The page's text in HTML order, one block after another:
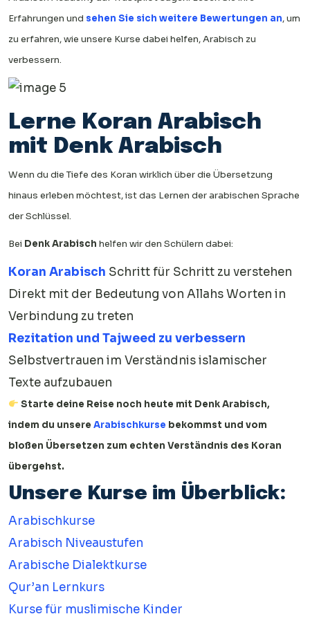
Erfahrungen und sehen Sie sich weitere Bewertungen an, um
zu erfahren, wie unsere Kurse dabei helfen, Arabisch zu
verbessern.
Lerne Koran Arabisch
mit Denk Arabisch
Wenn du die Tiefe des Koran wirklich über die Übersetzung
hinaus erleben möchtest, ist das Lernen der arabischen Sprache
der Schlüssel.
Bei Denk Arabisch helfen wir den Schülern dabei:
Koran Arabisch Schritt für Schritt zu verstehen
Direkt mit der Bedeutung von Allahs Worten in
Verbindung zu treten
Rezitation und Tajweed zu verbessern
Selbstvertrauen im Verständnis islamischer
Texte aufzubauen
Starte deine Reise noch heute mit Denk Arabisch,
indem du unsere Arabischkurse bekommst und vom
bloßen Übersetzen zum echten Verständnis des Koran
übergehst.
Unsere Kurse im Überblick:
Arabischkurse
Arabisch Niveaustufen
Arabische Dialektkurse
Qur’an Lernkurs
Kurse für muslimische Kinder